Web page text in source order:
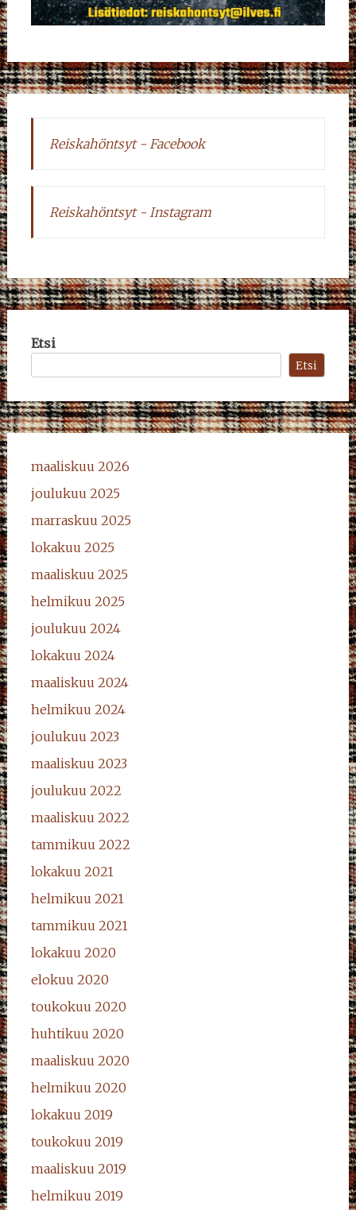
Reiskahöntsyt - Facebook
Reiskahöntsyt - Instagram
Etsi
Etsi
maaliskuu 2026
joulukuu 2025
marraskuu 2025
lokakuu 2025
maaliskuu 2025
helmikuu 2025
joulukuu 2024
lokakuu 2024
maaliskuu 2024
helmikuu 2024
joulukuu 2023
maaliskuu 2023
joulukuu 2022
maaliskuu 2022
tammikuu 2022
lokakuu 2021
helmikuu 2021
tammikuu 2021
lokakuu 2020
elokuu 2020
toukokuu 2020
huhtikuu 2020
maaliskuu 2020
helmikuu 2020
lokakuu 2019
toukokuu 2019
maaliskuu 2019
helmikuu 2019